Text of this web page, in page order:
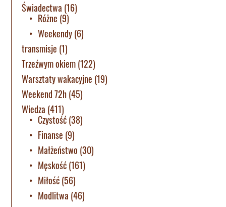
Świadectwa (16)
Różne (9)
Weekendy(6)
transmisje (1)
Trzeźwym okiem(122)
Warsztaty wakacyjne (19)
Weekend 72h(45)
Wiedza (411)
Czystość(38)
Finanse (9)
Małżeństwo (30)
Męskość(161)
Miłość(56)
Modlitwa (46)